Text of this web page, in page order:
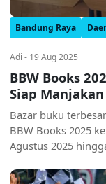
Bandung Raya
Adi - 19 Aug 2025
BBW Books
Siap
Bazar buku
BBW Books 2025
Agustus 2025